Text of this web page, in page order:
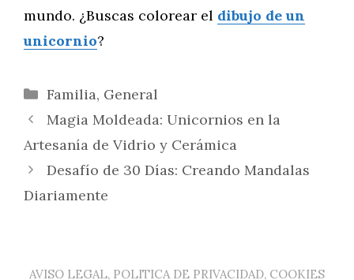
mundo. ¿Buscas colorear el dibujo de un
unicornio?
Categorías
Familia, General
Magia Moldeada: Unicornios en la
Artesanía de Vidrio y Cerámica
Desafío de 30 Días: Creando Mandalas
Diariamente
AVISO LEGAL, POLITICA DE PRIVACIDAD, COOKIES